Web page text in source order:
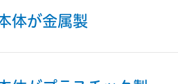
体が金属製